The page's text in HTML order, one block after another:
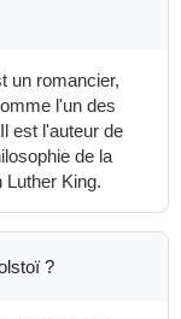
un romancier,
l'un des
est l'auteur de
de la
Luther King.
?